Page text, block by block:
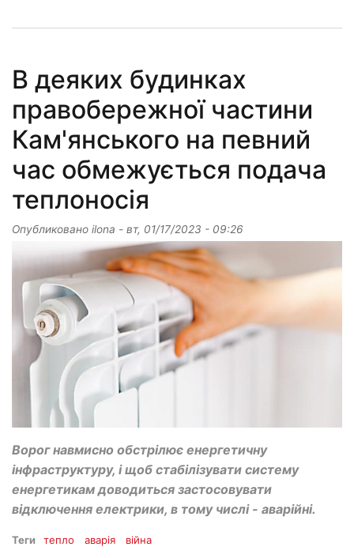
В деяких будинках
правобережної частини
Кам'янського на певний
час обмежується подача
теплоносія
Опубликовано ilona - вт, 01/17/2023 - 09:26
Ворог навмисно обстрілює енергетичну
інфраструктуру, і щоб стабілізувати систему
енергетикам доводиться застосовувати
відключення електрики, в тому числі - аварійні.
Теги тепло аварія війна